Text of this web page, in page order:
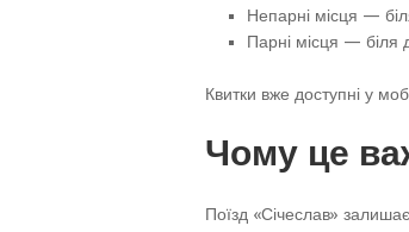
Непарні місця —
Парні місця — біля
Квитки вже доступні у
Чому це
Поїзд «Січеслав»